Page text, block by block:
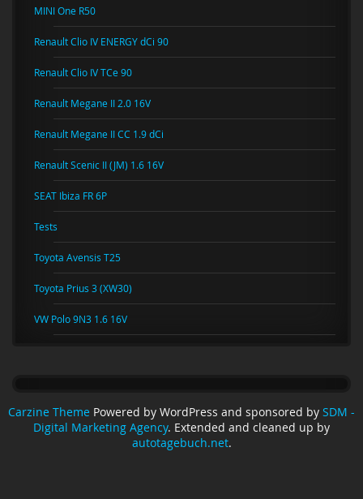
MINI One R50
Renault Clio IV ENERGY dCi 90
Renault Clio IV TCe 90
Renault Megane II 2.0 16V
Renault Megane II CC 1.9 dCi
Renault Scenic II (JM) 1.6 16V
SEAT Ibiza FR 6P
Tests
Toyota Avensis T25
Toyota Prius 3 (XW30)
VW Polo 9N3 1.6 16V
Carzine Theme Powered by WordPress and sponsored by SDM -
Digital Marketing Agency. Extended and cleaned up by
autotagebuch.net.